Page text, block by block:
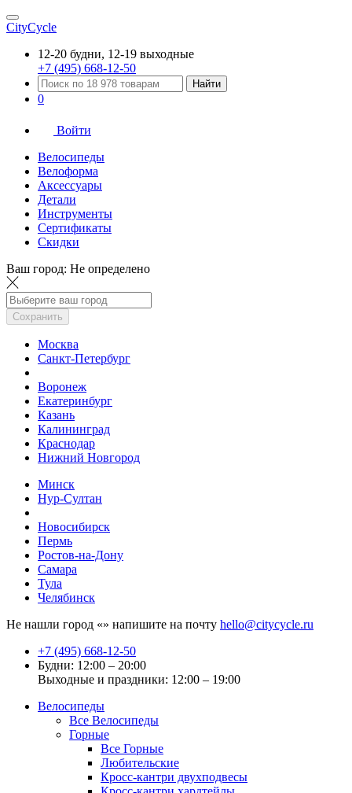
CityCycle
12-20 будни, 12-19 выходные
+7 (495) 668-12-50
Найти
0
Войти
Велосипеды
Велоформа
Аксессуары
Детали
Инструменты
Сертификаты
Скидки
Ваш город: Не определено
Сохранить
Москва
Санкт-Петербург
Воронеж
Екатеринбург
Казань
Калининград
Краснодар
Нижний Новгород
Минск
Нур-Султан
Новосибирск
Пермь
Ростов-на-Дону
Самара
Тула
Челябинск
Не нашли город «» напишите на почту hello@citycycle.ru
+7 (495) 668-12-50
Будни: 12:00 – 20:00
Выходные и праздники: 12:00 – 19:00
Велосипеды
Все Велосипеды
Горные
Все Горные
Любительские
Кросс-кантри двухподвесы